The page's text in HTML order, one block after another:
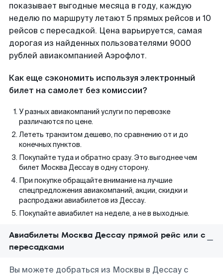
показывает выгодные месяца в году, каждую
неделю по маршруту летают 5 прямых рейсов и 10
рейсов с пересадкой. Цена варьируется, самая
дорогая из найденных пользователями 9000
рублей авиакомпанией Аэрофлот.
Как еще сэкономить используя электронный
билет на самолет без комиссии?
У разных авиакомпаний услуги по перевозке
различаются по цене.
Лететь транзитом дешево, по сравнению от и до
конечных пунктов.
Покупайте туда и обратно сразу. Это выгоднее чем
билет Москва Дессау в одну сторону.
При покупке обращайте внимание на лучшие
спецпредложения авиакомпаний, акции, скидки и
распродажи авиабилетов из Дессау.
Покупайте авиабилет на неделе, а не в выходные.
Авиабилеты Москва Дессау прямой рейс или с
пересадками
Вы можете добраться из Москвы в Дессау с